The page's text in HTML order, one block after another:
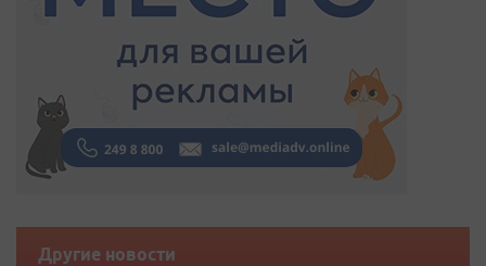
Другие новости